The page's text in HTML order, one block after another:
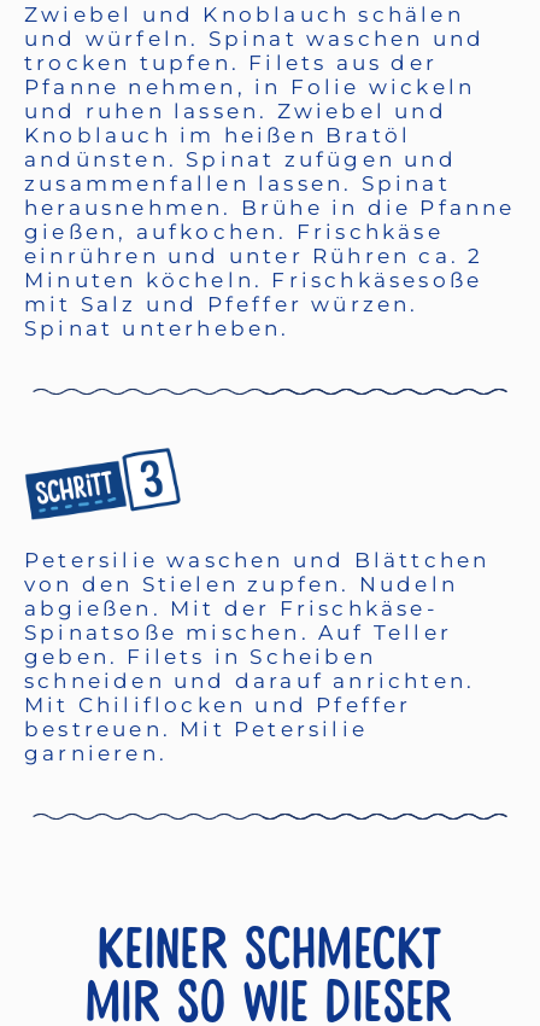
Zwiebel und Knoblauch schälen
und würfeln. Spinat waschen und
trocken tupfen. Filets aus der
Pfanne nehmen, in Folie wickeln
und ruhen lassen. Zwiebel und
Knoblauch im heißen Bratöl
andünsten. Spinat zufügen und
zusammenfallen lassen. Spinat
herausnehmen. Brühe in die Pfanne
gießen, aufkochen. Frischkäse
einrühren und unter Rühren ca. 2
Minuten köcheln. Frischkäsesoße
mit Salz und Pfeffer würzen.
Spinat unterheben.
Petersilie waschen und Blättchen
von den Stielen zupfen. Nudeln
abgießen. Mit der Frischkäse-
Spinatsoße mischen. Auf Teller
geben. Filets in Scheiben
schneiden und darauf anrichten.
Mit Chiliflocken und Pfeffer
bestreuen. Mit Petersilie
garnieren.
Keiner schmeckt
mir so wie dieser